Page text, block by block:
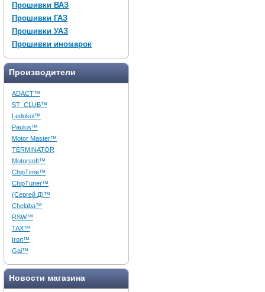
Прошивки ВАЗ
Прошивки ГАЗ
Прошивки УАЗ
Прошивки иномарок
Производители
ADACT™
ST_CLUB™
Ledokol™
Paulus™
Motor Master™
TERMINATOR
Motorsoft™
ChipTime™
ChipTuner™
(Сергей Д)™
Chelaba™
RSW™
TAX™
Iron™
Gai™
Новости магазина